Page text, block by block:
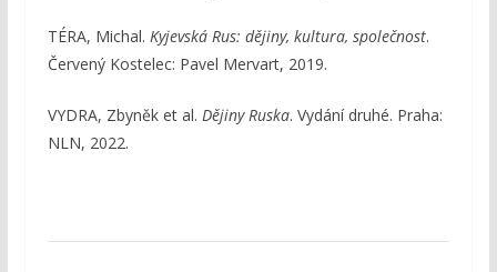
TÉRA, Michal. Kyjevská Rus: dějiny, kultura, společnost.
Červený Kostelec: Pavel Mervart, 2019.
VYDRA, Zbyněk et al. Dějiny Ruska. Vydání druhé. Praha:
NLN, 2022.